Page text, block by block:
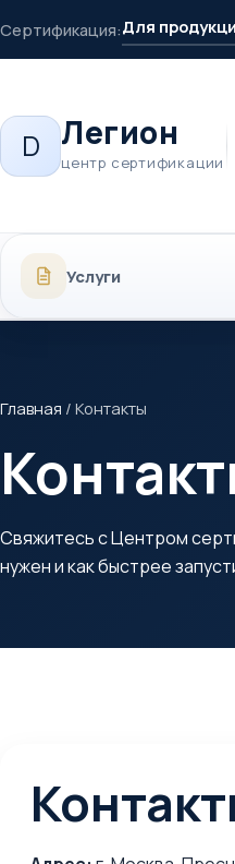
Сертификация:Для
D Легион
центр сертификации
Услуги
Главная / Контакты
Свяжитесь с Центром
нужен и как быстрее